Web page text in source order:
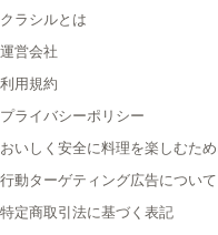
クラシルとは
運営会社
利用規約
プライバシーポリシー
おいしく安全に料理を楽しむため
行動ターゲティング広告について
特定商取引法に基づく表記